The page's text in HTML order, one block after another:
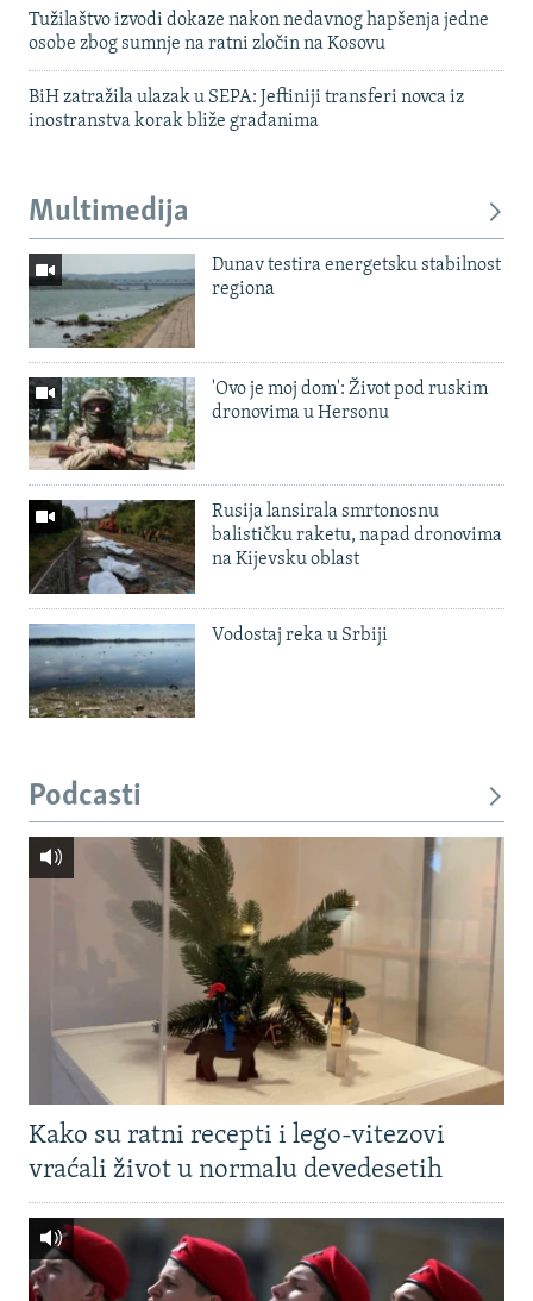
Tužilaštvo izvodi dokaze nakon nedavnog hapšenja jedne
osobe zbog sumnje na ratni zločin na Kosovu
BiH zatražila ulazak u SEPA: Jeftiniji transferi novca iz
inostranstva korak bliže građanima
Multimedija
Dunav testira energetsku stabilnost
regiona
'Ovo je moj dom': Život pod ruskim
dronovima u Hersonu
Rusija lansirala smrtonosnu
balističku raketu, napad dronovima
na Kijevsku oblast
Vodostaj reka u Srbiji
Podcasti
Kako su ratni recepti i lego-vitezovi
vraćali život u normalu devedesetih